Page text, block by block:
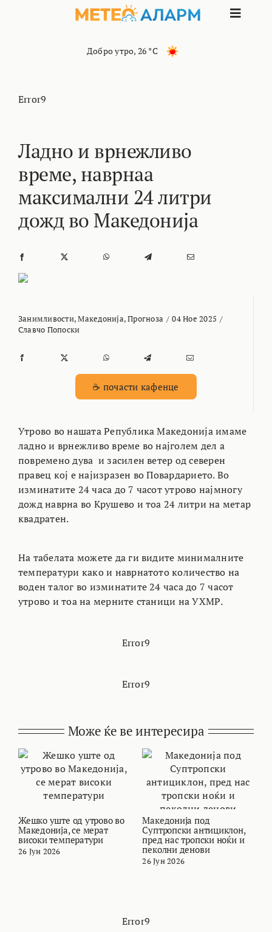
Toggle
КОНТАКТ
Добро утро, 26 °C
Error9
Ладно и врнежливо
време, наврнаа
максимални 24 литри
дожд во Македонија
Занимливости,Македонија,Прогноза / 04 Ное 2025 /
Славчо Попоски
☕ почасти кафенце
Утрово во нашата Република Македонија имаме
ладно и врнежливо време во најголем дел а
повремено дува и засилен ветер од северен
правец кој е најизразен во Повардарието. Во
изминатите 24 часа до 7 часот утрово најмногу
дожд наврна во Крушево и тоа 24 литри на метар
квадратен.
На табелата можете да ги видите минималните
температури како и наврнатото количество на
воден талог во изминатите 24 часа до 7 часот
утрово и тоа на мерните станици на УХМР.
Error9
Error9
Може ќе ве интересира
Жешко уште од утрово во
Македонија, се мерат
високи температури
26 Јун 2026
Македонија под
Суптропски антициклон,
пред нас тропски ноќи и
пеколни денови
26 Јун 2026
Error9